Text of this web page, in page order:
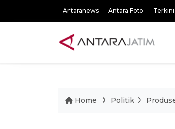
Antaranews Antara Foto Terkini
Home Politik